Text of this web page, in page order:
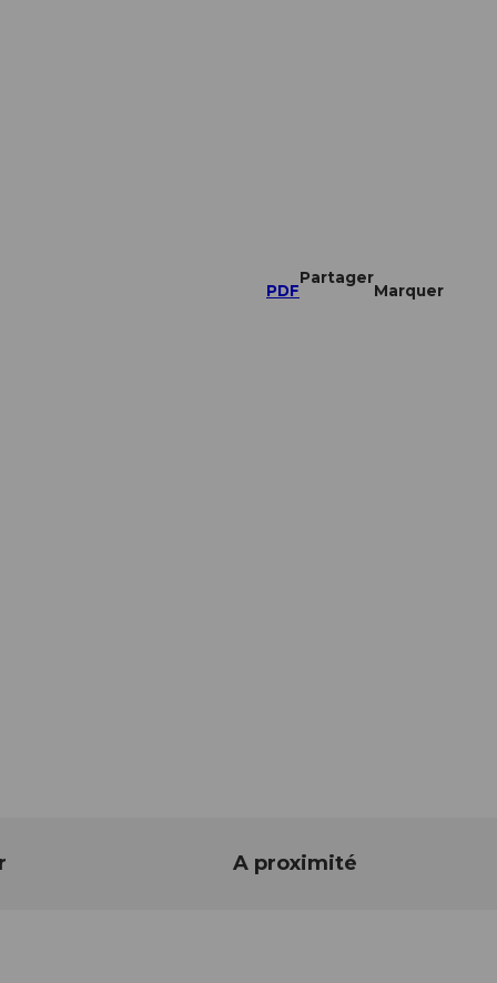
PDF
Partager
Marquer
A proximité